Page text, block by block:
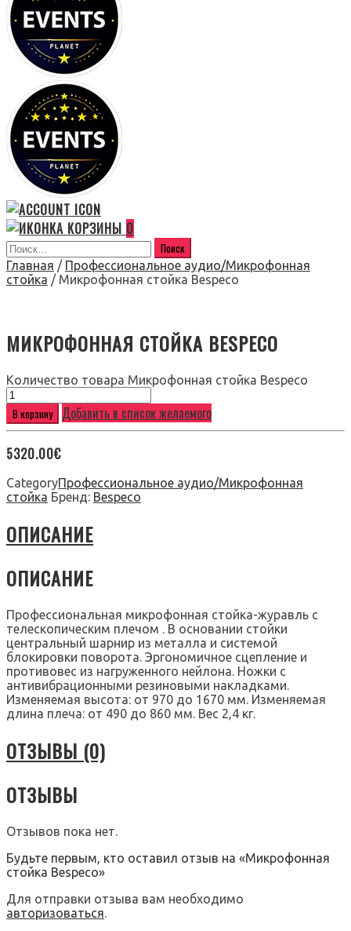
0
Главная / Профессиональное аудио/Микрофонная
стойка / Микрофонная стойка Bespeco
МИКРОФОННАЯ СТОЙКА BESPECO
Количество товара Микрофонная стойка Bespeco
В корзину Добавить в список желаемого
5320.00€
CategoryПрофессиональное аудио/Микрофонная
стойка Бренд: Bespeco
ОПИСАНИЕ
ОПИСАНИЕ
Профессиональная микрофонная стойка-журавль с
телескопическим плечом . В основании стойки
центральный шарнир из металла и системой
блокировки поворота. Эргономичное сцепление и
противовес из нагруженного нейлона. Ножки с
антивибрационными резиновыми накладками.
Изменяемая высота: от 970 до 1670 мм. Изменяемая
длина плеча: от 490 до 860 мм. Вес 2,4 кг.
ОТЗЫВЫ (0)
ОТЗЫВЫ
Отзывов пока нет.
Будьте первым, кто оставил отзыв на «Микрофонная
стойка Bespeco»
Для отправки отзыва вам необходимо
авторизоваться.